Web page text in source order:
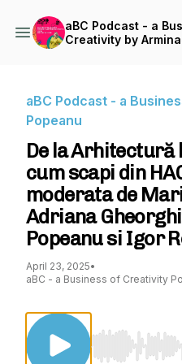
aBC Podcast - a
Creativity by Armina
aBC Podcast - a
Popeanu
De la
cum scapi din
moderata de
Adriana
Popeanu si Igor
April 23, 2025•
aBC - a Business of Creativity
Use Left/